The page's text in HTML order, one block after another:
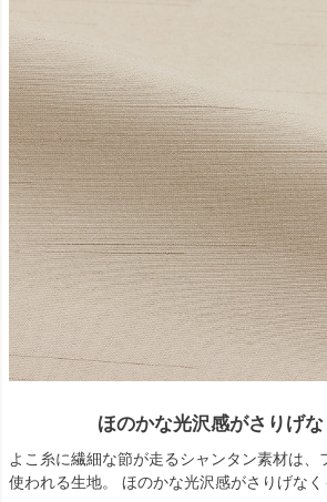
ほのかな光沢感がさりげ
よこ糸に繊細な節が走るシャンタン素材は、
使われる生地。 ほのかな光沢感がさりげなく